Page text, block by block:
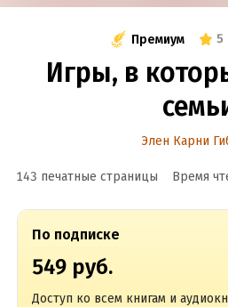
Премиум 5
Игры, в
Элен Карни
143 печатные страницы Время
По подписке
549 руб.
Доступ ко всем книгам и